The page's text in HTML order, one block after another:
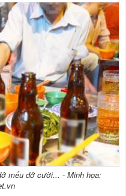
mếu dở cười... - Minh họa: